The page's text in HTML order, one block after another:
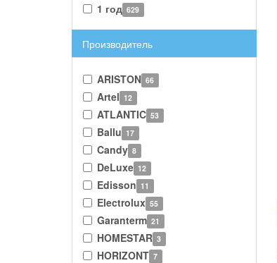
1 год 629
Производитель
ARISTON 66
Artel 12
ATLANTIC 53
Ballu 17
Candy 8
DeLuxe 12
Edisson 11
Electrolux 55
Garanterm 21
HOMESTAR 3
HORIZONT 7